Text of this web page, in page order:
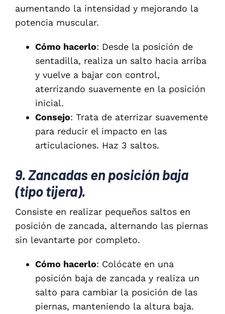
aumentando la intensidad y mejorando la
potencia muscular.
Cómo hacerlo: Desde la posición de
sentadilla, realiza un salto hacia arriba
y vuelve a bajar con control,
aterrizando suavemente en la posición
inicial.
Consejo: Trata de aterrizar suavemente
para reducir el impacto en las
articulaciones. Haz 3 saltos.
9. Zancadas en posición baja
(tipo tijera).
Consiste en realizar pequeños saltos en
posición de zancada, alternando las piernas
sin levantarte por completo.
Cómo hacerlo: Colócate en una
posición baja de zancada y realiza un
salto para cambiar la posición de las
piernas, manteniendo la altura baja.